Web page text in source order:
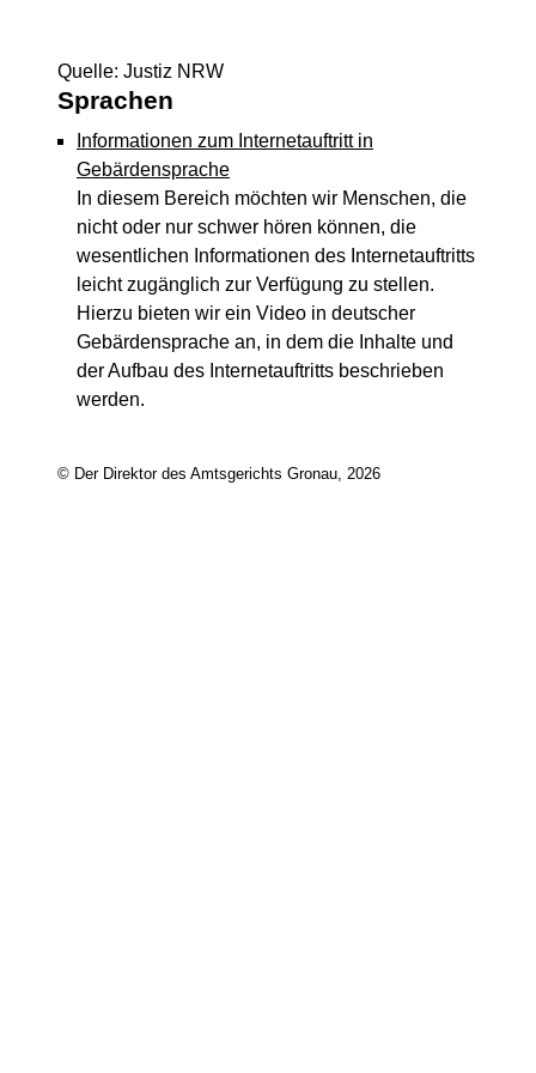
Quelle: Justiz NRW
Sprachen
Informationen zum Internetauftritt in
Gebärdensprache
In diesem Bereich möchten wir Menschen, die
nicht oder nur schwer hören können, die
wesentlichen Informationen des Internetauftritts
leicht zugänglich zur Verfügung zu stellen.
Hierzu bieten wir ein Video in deutscher
Gebärdensprache an, in dem die Inhalte und
der Aufbau des Internetauftritts beschrieben
werden.
© Der Direktor des Amtsgerichts Gronau, 2026